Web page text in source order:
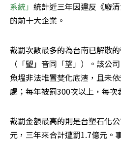
系統」統計近三年因違反《廢
的前十大企業。
裁罰次數最多的為台南已解散的
（「朢」音同「望」）。該公
魚塭非法堆置焚化底渣，且未
處；每年被罰300次以上，每次
裁罰金額最高的則是台塑石化
元，三年來合計遭罰1.7億元。